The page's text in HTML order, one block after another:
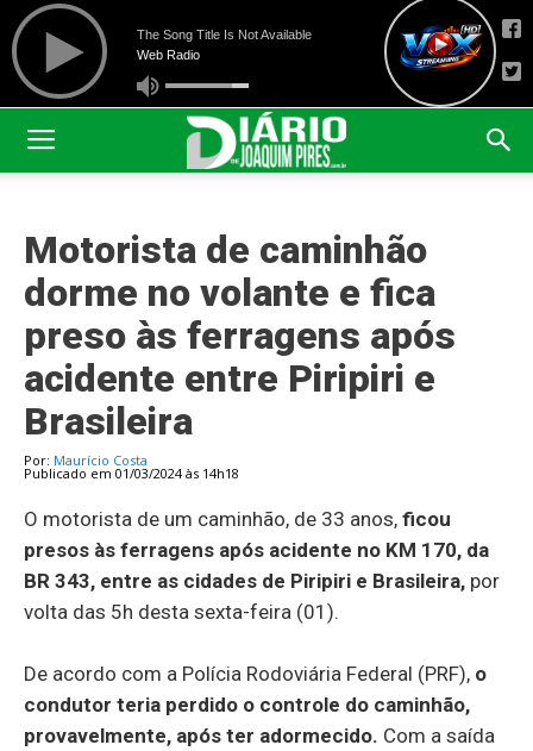
Motorista de caminhão
dorme no volante e fica
preso às ferragens após
acidente entre Piripiri e
Brasileira
Por: Maurício Costa
Publicado em 01/03/2024 às 14h18
O motorista de um caminhão, de 33 anos, ficou
presos às ferragens após acidente no KM 170, da
BR 343, entre as cidades de Piripiri e Brasileira, por
volta das 5h desta sexta-feira (01).
De acordo com a Polícia Rodoviária Federal (PRF), o
condutor teria perdido o controle do caminhão,
provavelmente, após ter adormecido. Com a saída